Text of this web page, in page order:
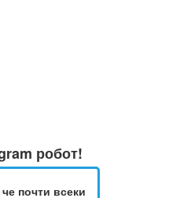
робот!
почти всеки